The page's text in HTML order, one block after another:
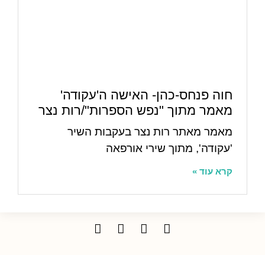
חוה פנחס-כהן- האישה ה'עקודה'
מאמר מתוך "נפש הספרות"/רות נצר
מאמר מאתר רות נצר בעקבות השיר
'עקודה', מתוך שירי אורפאה
קרא עוד »